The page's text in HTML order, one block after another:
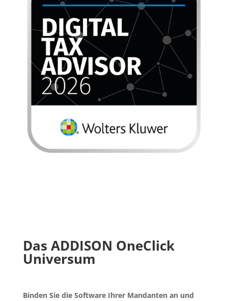
Das ADDISON OneClick
Universum
Binden Sie die Software Ihrer Mandanten an und